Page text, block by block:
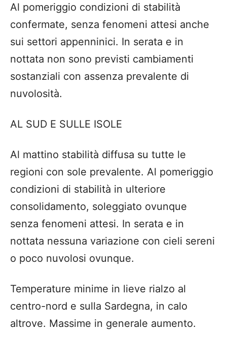
Al pomeriggio condizioni di stabilità
confermate, senza fenomeni attesi anche
sui settori appenninici. In serata e in
nottata non sono previsti cambiamenti
sostanziali con assenza prevalente di
nuvolosità.
AL SUD E SULLE ISOLE
Al mattino stabilità diffusa su tutte le
regioni con sole prevalente. Al pomeriggio
condizioni di stabilità in ulteriore
consolidamento, soleggiato ovunque
senza fenomeni attesi. In serata e in
nottata nessuna variazione con cieli sereni
o poco nuvolosi ovunque.
Temperature minime in lieve rialzo al
centro-nord e sulla Sardegna, in calo
altrove. Massime in generale aumento.